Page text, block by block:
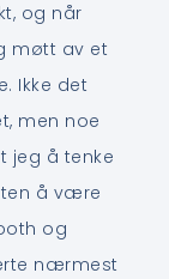
og når
møtt av et
Ikke det
men noe
jeg å tenke
å være
og
nærmest